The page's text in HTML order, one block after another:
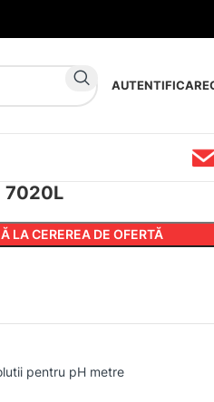
AUTENTIFICARE
7020L
LA CEREREA DE OFERTĂ
pentru pH metre